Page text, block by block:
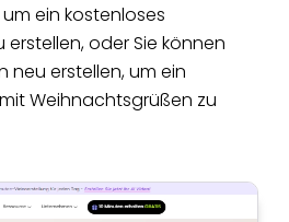
ein kostenloses
oder Sie können
neu erstellen, um ein
Weihnachtsgrüßen zu